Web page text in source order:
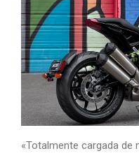
«Totalmente cargada de